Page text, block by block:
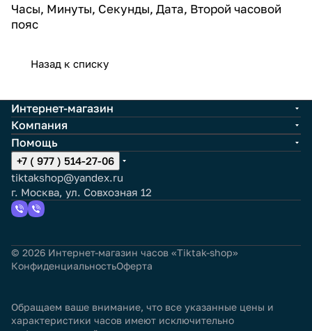
Часы, Минуты, Секунды, Дата, Второй часовой
пояс
Назад к списку
Интернет-магазин
Компания
Помощь
+7 ( 977 ) 514-27-06
tiktakshop@yandex.ru
г. Москва, ул. Совхозная 12
© 2026 Интернет-магазин часов «Tiktak-shop»
КонфиденциальностьОферта
Обращаем ваше внимание, что все указанные цены и
характеристики часов имеют исключительно